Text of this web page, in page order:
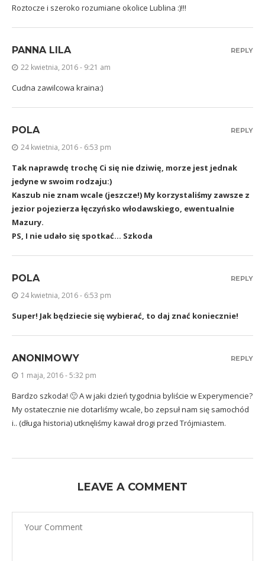
Roztocze i szeroko rozumiane okolice Lublina :)!!!
PANNA LILA
22 kwietnia, 2016 - 9:21 am
Cudna zawilcowa kraina:)
REPLY
POLA
24 kwietnia, 2016 - 6:53 pm
Tak naprawdę trochę Ci się nie dziwię, morze jest jednak
jedyne w swoim rodzaju:)
Kaszub nie znam wcale (jeszcze!) My korzystaliśmy zawsze z
jezior pojezierza łęczyńsko włodawskiego, ewentualnie
Mazury.
PS, I nie udało się spotkać… Szkoda
REPLY
POLA
24 kwietnia, 2016 - 6:53 pm
Super! Jak będziecie się wybierać, to daj znać koniecznie!
REPLY
ANONIMOWY
1 maja, 2016 - 5:32 pm
Bardzo szkoda! 🙁 A w jaki dzień tygodnia byliście w Experymencie?
My ostatecznie nie dotarliśmy wcale, bo zepsuł nam się samochód
i.. (długa historia) utknęliśmy kawał drogi przed Trójmiastem.
REPLY
LEAVE A COMMENT